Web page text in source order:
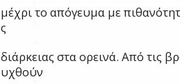
μέχριτο απόγευμα με
ς
διάρκειας σταορεινά. Από τις
υχθούν